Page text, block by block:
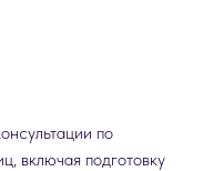
по
включая подготовку